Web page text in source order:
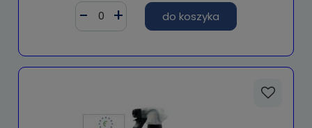
do koszyka